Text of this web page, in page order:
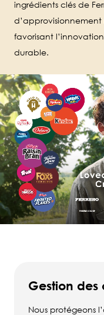
ingrédients clés de
favorisant
durable.
Gestion des
Nous protégeons